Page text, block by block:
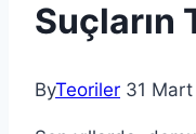
Suçların
ByTeoriler 31